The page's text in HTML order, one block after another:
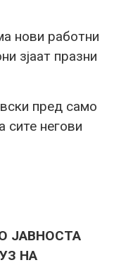
нови работни
зјаат празни
пред само
сите негови
ЈАВНОСТА
НА